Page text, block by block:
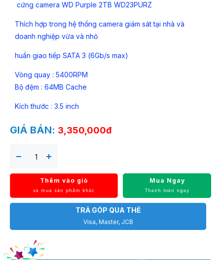
cứng camera WD Purple 2TB WD23PURZ
Thích hợp trong hệ thống camera giám sát tại nhà và
doanh nghiệp vừa và nhỏ
huẩn giao tiếp SATA 3 (6Gb/s max)
Vòng quay : 5400RPM
Bộ đệm : 64MB Cache
Kích thước : 3.5 inch
GIÁ BÁN: 3,350,000đ
Thêm vào giỏ
và mua sản phẩm khác
Mua Ngay
Thanh toán ngay
TRẢ GÓP QUA THẺ
Visa, Master, JCB